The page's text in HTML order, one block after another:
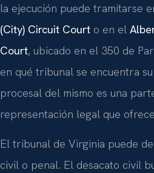
la ejecución puede tramitarse
(City) Circuit Court o en el
Court, ubicado en el 350 de
en qué tribunal se encuentra
procesal del mismo es una
representación legal que
El tribunal de Virginia puede
civil o penal. El desacato civil